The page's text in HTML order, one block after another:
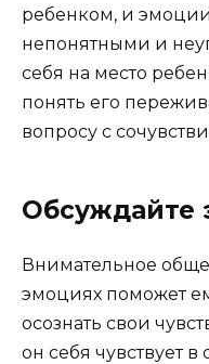
ребенком, и
непонятными и
себя на место
понять его
вопросу с
Обсуждайте
Внимательное
эмоциях поможет
осознать свои
он себя чувствует